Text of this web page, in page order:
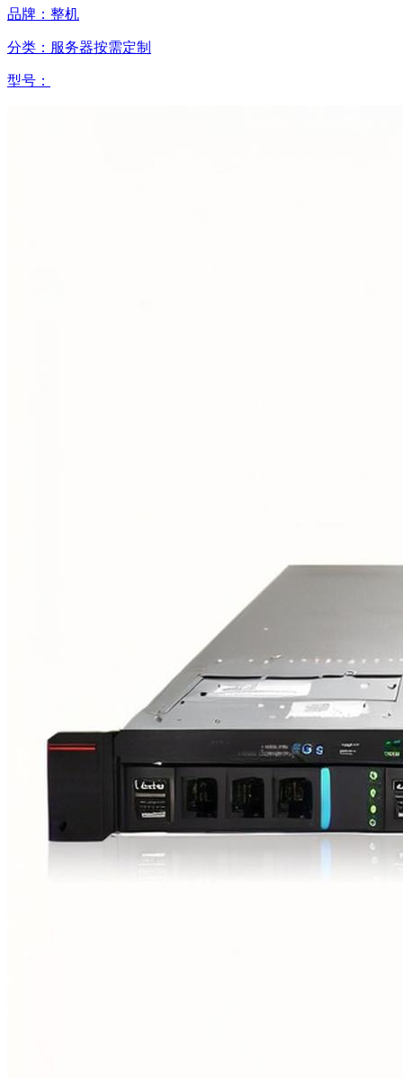
品牌：整机
分类：服务器按需定制
型号：